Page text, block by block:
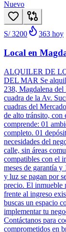
Nuevo
S/ 3200 363 hoy
Local en
ALQUILER DE
DEL MAR Se
238, Magdalena
cuadra de la Av.
cuadras del
de alto tránsito,
comprende: 01
completo. 01
necesidades del
calle, sin áreas
compatibles con el
meses de garantía
y luz se pagan por
precio. El inmueble
frente al ingreso
buscas un espacio
implementar tu
Contáctanos para
comprometidos en